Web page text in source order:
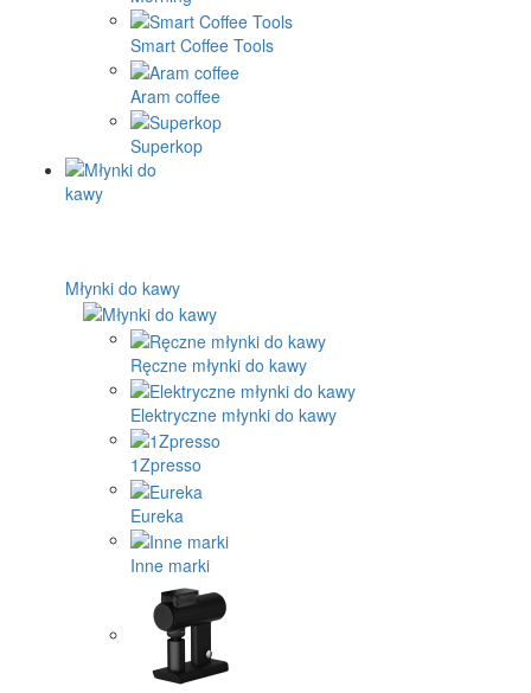
Smart Coffee Tools
Aram coffee
Superkop
Młynki do kawy
Ręczne młynki do kawy
Elektryczne młynki do kawy
1Zpresso
Eureka
Inne marki